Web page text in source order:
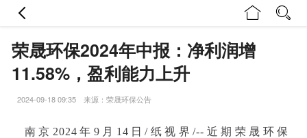
荣晟环保2024年中报：净利润增
11.58%，盈利能力上升
2024-09-18 09:35 来源：荣晟环保公告
京2024年9月14日/纸视界/--近期荣晟环保